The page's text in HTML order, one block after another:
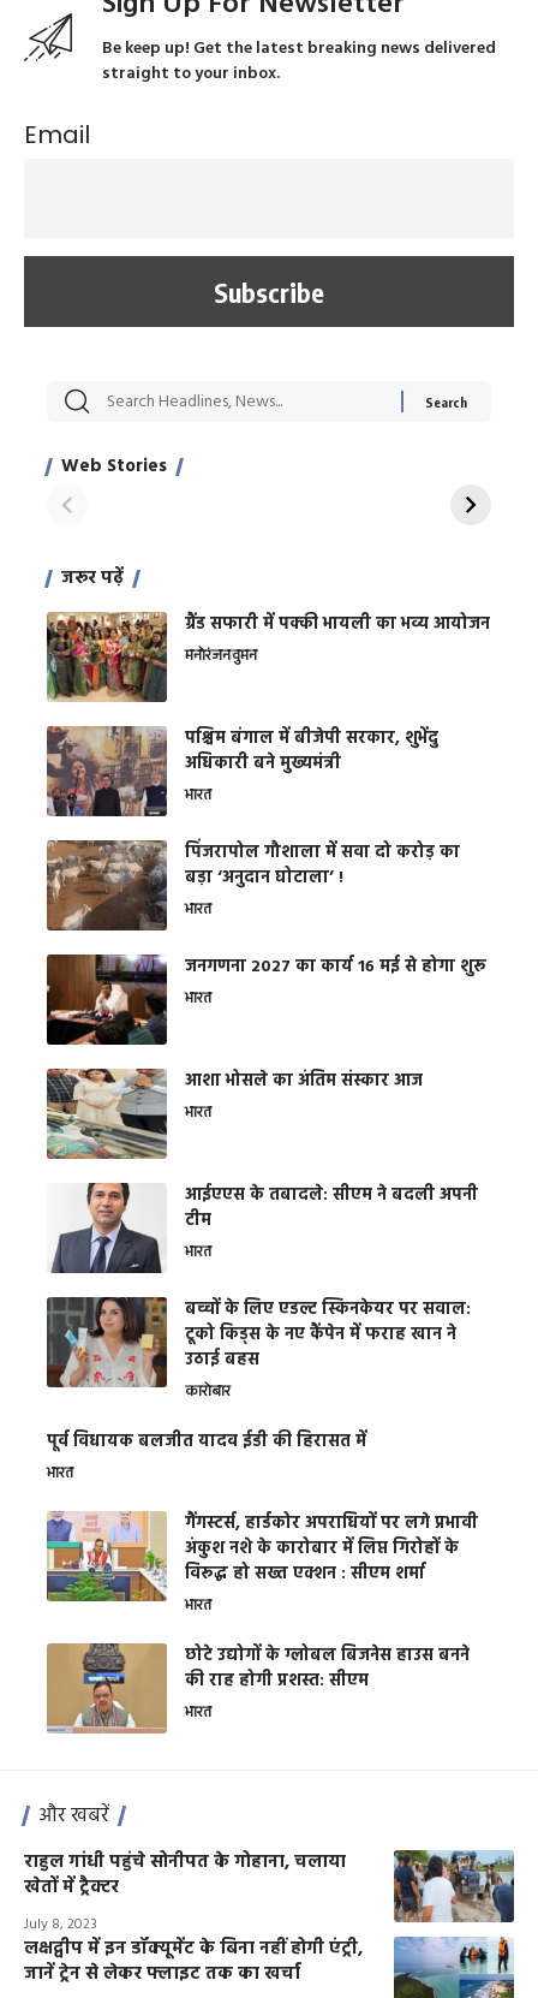
Be keep up! Get the latest breaking news delivered
straight to your inbox.
Email
Web Stories
सट्टेबाजी में अरेस्ट हुए
साहिल खान
रोज एक कच्चे लहसुन
जरूर पढ़ें
ग्रैंड सफारी में पक्की भायली का भव्य आयोजन
मनोरंजनवुमन
पश्चिम बंगाल में बीजेपी सरकार, शुभेंदु
अधिकारी बने मुख्यमंत्री
भारत
​पिंजरापोल गौशाला में सवा दो करोड़ का
बड़ा ‘अनुदान घोटाला’ !
भारत
जनगणना 2027 का कार्य 16 मई से होगा शुरू
भारत
आशा भोसले का अंतिम संस्कार आज
भारत
आईएएस के तबादले: सीएम ने बदली अपनी
टीम
भारत
बच्चों के लिए एडल्ट स्किनकेयर पर सवाल:
टूको किड्स के नए कैंपेन में फराह खान ने
उठाई बहस
कारोबार
पूर्व विधायक बलजीत यादव ईडी की हिरासत में
भारत
गैंगस्टर्स, हार्डकोर अपराधियों पर लगे प्रभावी
अंकुश नशे के कारोबार में लिप्त गिरोहों के
विरूद्ध हो सख्त एक्शन : सीएम शर्मा
भारत
छोटे उद्योगों के ग्लोबल बिजनेस हाउस बनने
की राह होगी प्रशस्त: सीएम
भारत
और खबरें
राहुल गांधी पहुंचे सोनीपत के गोहाना, चलाया
खेतों में ट्रैक्टर
July 8, 2023
लक्षद्वीप में इन डॉक्यूमेंट के बिना नहीं होगी एंट्री,
जानें ट्रेन से लेकर फ्लाइट तक का खर्चा